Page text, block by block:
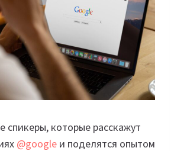
спикеры, которые расскажут
@google и поделятся опытом